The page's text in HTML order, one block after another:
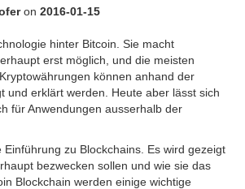
on 2016-01-15
hinter Bitcoin. Sie macht
erst möglich, und die meisten
können anhand der
und erklärt werden. Heute aber lässt sich
für Anwendungen ausserhalb der
Einführung zu Blockchains. Es wird gezeigt
bezwecken sollen und wie sie das
Blockchain werden einige wichtige